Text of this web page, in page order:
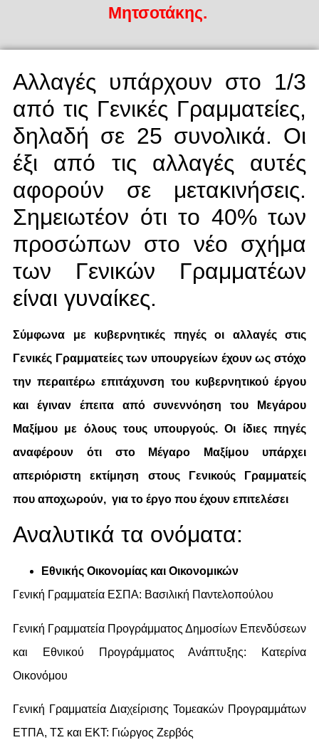
Μητσοτάκης.
Αλλαγές υπάρχουν στο 1/3
από τις Γενικές Γραμματείες,
δηλαδή σε 25 συνολικά. Οι
έξι από τις αλλαγές αυτές
αφορούν σε μετακινήσεις.
Σημειωτέον ότι το 40% των
προσώπων στο νέο σχήμα
των Γενικών Γραμματέων
είναι γυναίκες.
Σύμφωνα με κυβερνητικές πηγές οι αλλαγές στις
Γενικές Γραμματείες των υπουργείων έχουν ως στόχο
την περαιτέρω επιτάχυνση του κυβερνητικού έργου
και έγιναν έπειτα από συνεννόηση του Μεγάρου
Μαξίμου με όλους τους υπουργούς. Οι ίδιες πηγές
αναφέρουν ότι στο Μέγαρο Μαξίμου υπάρχει
απεριόριστη εκτίμηση στους Γενικούς Γραμματείς
που αποχωρούν, για το έργο που έχουν επιτελέσει
Αναλυτικά τα ονόματα:
Εθνικής Οικονομίας και Οικονομικών
Γενική Γραμματεία ΕΣΠΑ: Βασιλική Παντελοπούλου
Γενική Γραμματεία Προγράμματος Δημοσίων Επενδύσεων
και Εθνικού Προγράμματος Ανάπτυξης: Κατερίνα
Οικονόμου
Γενική Γραμματεία Διαχείρισης Τομεακών Προγραμμάτων
ΕΤΠΑ, ΤΣ και ΕΚΤ: Γιώργος Ζερβός